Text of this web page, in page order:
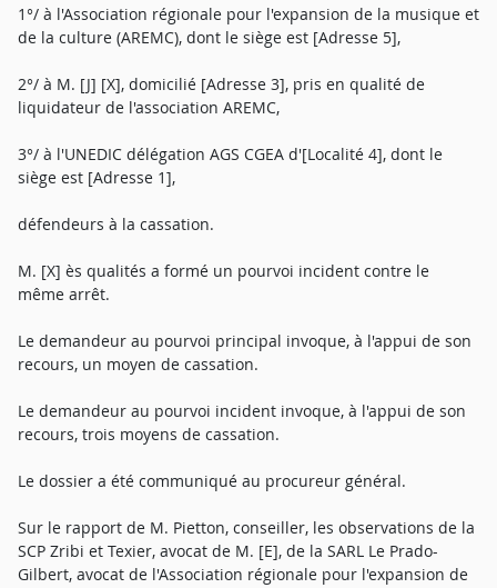
1°/ à l'Association régionale pour l'expansion de la musique et
de la culture (AREMC), dont le siège est [Adresse 5],
2°/ à M. [J] [X], domicilié [Adresse 3], pris en qualité de
liquidateur de l'association AREMC,
3°/ à l'UNEDIC délégation AGS CGEA d'[Localité 4], dont le
siège est [Adresse 1],
défendeurs à la cassation.
M. [X] ès qualités a formé un pourvoi incident contre le
même arrêt.
Le demandeur au pourvoi principal invoque, à l'appui de son
recours, un moyen de cassation.
Le demandeur au pourvoi incident invoque, à l'appui de son
recours, trois moyens de cassation.
Le dossier a été communiqué au procureur général.
Sur le rapport de M. Pietton, conseiller, les observations de la
SCP Zribi et Texier, avocat de M. [E], de la SARL Le Prado-
Gilbert, avocat de l'Association régionale pour l'expansion de